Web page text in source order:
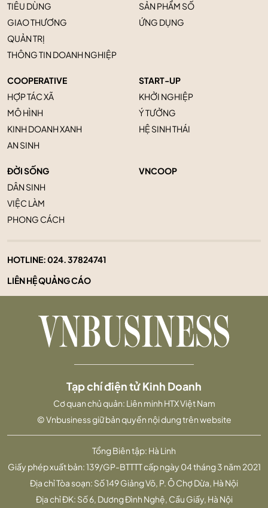
TIÊU DÙNG
GIAO THƯƠNG
QUẢN TRỊ
THÔNG TIN DOANH NGHIỆP
SẢN PHẨM SỐ
ỨNG DỤNG
COOPERATIVE
HỢP TÁC XÃ
MÔ HÌNH
KINH DOANH XANH
AN SINH
START-UP
KHỞI NGHIỆP
Ý TƯỞNG
HỆ SINH THÁI
ĐỜI SỐNG
DÂN SINH
VIỆC LÀM
PHONG CÁCH
VNCOOP
HOTLINE:024. 37824741
LIÊN HỆ QUẢNG CÁO
Tổng Biên tập: Hà Linh
Giấy phép xuất bản: 139/GP-BTTTT cấp ngày 04 tháng 3 năm 2021
Địa chỉ Tòa soạn: Số 149 Giảng Võ, P. Ô Chợ Dừa, Hà Nội
Địa chỉ ĐK: Số 6, Dương Đình Nghệ, Cầu Giấy, Hà Nội
Tạp chí điện tử Kinh Doanh
Cơ quan chủ quản: Liên minh HTX Việt Nam
© Vnbusiness giữ bản quyền nội dung trên website